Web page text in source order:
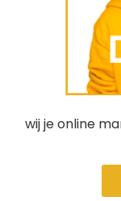
wij je online